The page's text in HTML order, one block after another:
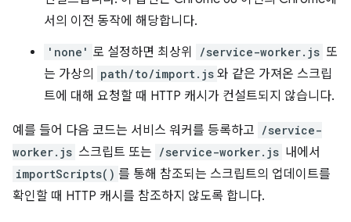
서의 이전 동작에 해당합니다.
'none' 로 설정하면 최상위 /service-worker.js 또
는 가상의
path/to/import.js 와 같은 가져온 스크립
트에 대해 요청할 때 HTTP 캐시가 컨설트되지 않습니다.
예를 들어 다음 코드는 서비스 워커를 등록하고 /service-
worker.js 스크립트 또는 /service-worker.js 내에서
importScripts() 를 통해 참조되는 스크립트의 업데이트를
확인할 때 HTTP 캐시를 참조하지 않도록 합니다.